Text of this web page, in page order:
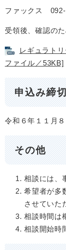
ファックス 092-
受領後、確認の
レギュラト
ファイル／53KB]
申込み締
令和６年１１月
その他
相談には、
希望者が多
させていた
相談時間は
相談開始時